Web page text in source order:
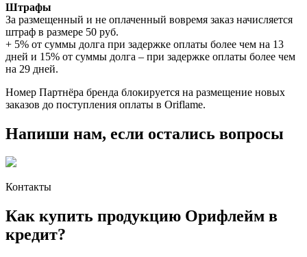
Штрафы
За размещенный и не оплаченный вовремя заказ начисляется
штраф в размере 50 руб.
+ 5% от суммы долга при задержке оплаты более чем на 13
дней и 15% от суммы долга – при задержке оплаты более чем
на 29 дней.
Номер Партнёра бренда блокируется на размещение новых
заказов до поступления оплаты в Oriflame.
Напиши нам, если остались вопросы
Контакты
Как купить продукцию Орифлейм в
кредит?